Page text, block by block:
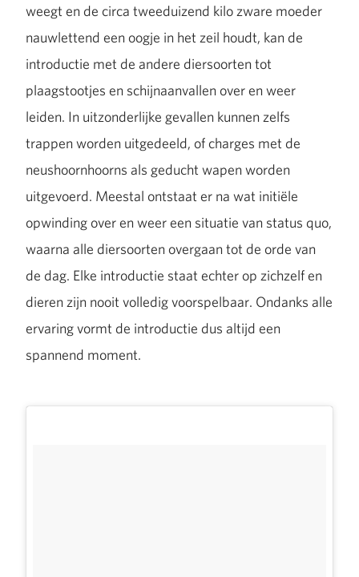
weegt en de circa tweeduizend kilo zware moeder
nauwlettend een oogje in het zeil houdt, kan de
introductie met de andere diersoorten tot
plaagstootjes en schijnaanvallen over en weer
leiden. In uitzonderlijke gevallen kunnen zelfs
trappen worden uitgedeeld, of charges met de
neushoornhoorns als geducht wapen worden
uitgevoerd. Meestal ontstaat er na wat initiële
opwinding over en weer een situatie van status quo,
waarna alle diersoorten overgaan tot de orde van
de dag. Elke introductie staat echter op zichzelf en
dieren zijn nooit volledig voorspelbaar. Ondanks alle
ervaring vormt de introductie dus altijd een
spannend moment.